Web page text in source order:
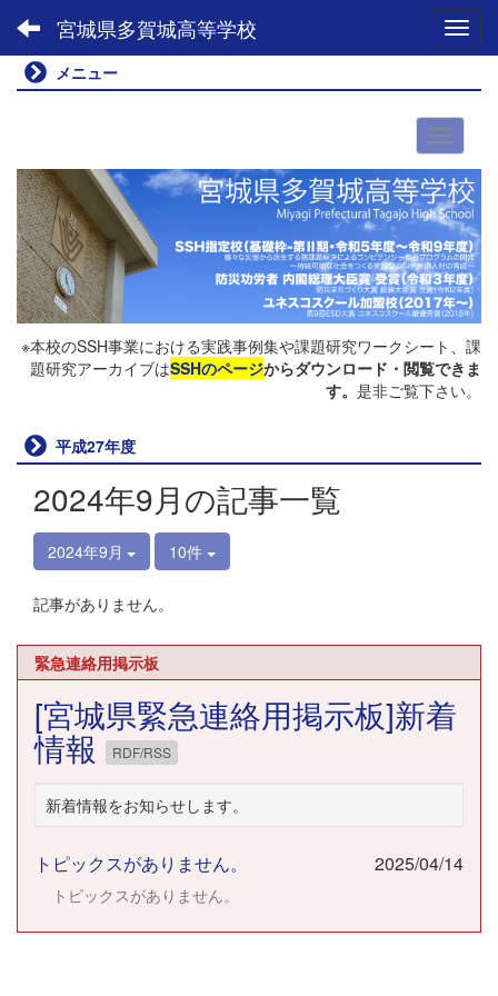
宮城県多賀城高等学校
メニュー
※本校のSSH事業における実践事例集や課題研究ワークシート、課
題研究アーカイブはSSHのページからダウンロード・閲覧できま
す。 是非ご覧下さい。
平成27年度
2024年9月の記事一覧
2024年9月 10件
記事がありません。
緊急連絡用掲示板
[宮城県緊急連絡用掲示板]新着
情報 RDF/RSS
新着情報をお知らせします。
トピックスがありません。 2025/04/14
トピックスがありません。